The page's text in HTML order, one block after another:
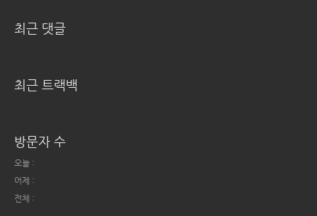
최근 댓글
최근 트랙백
방문자 수
오늘 :
어제 :
전체 :